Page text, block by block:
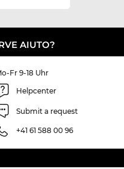
AIUTO?
Fr 9-18 Uhr
Helpcenter
Submit a request
+41 61 588 00 96